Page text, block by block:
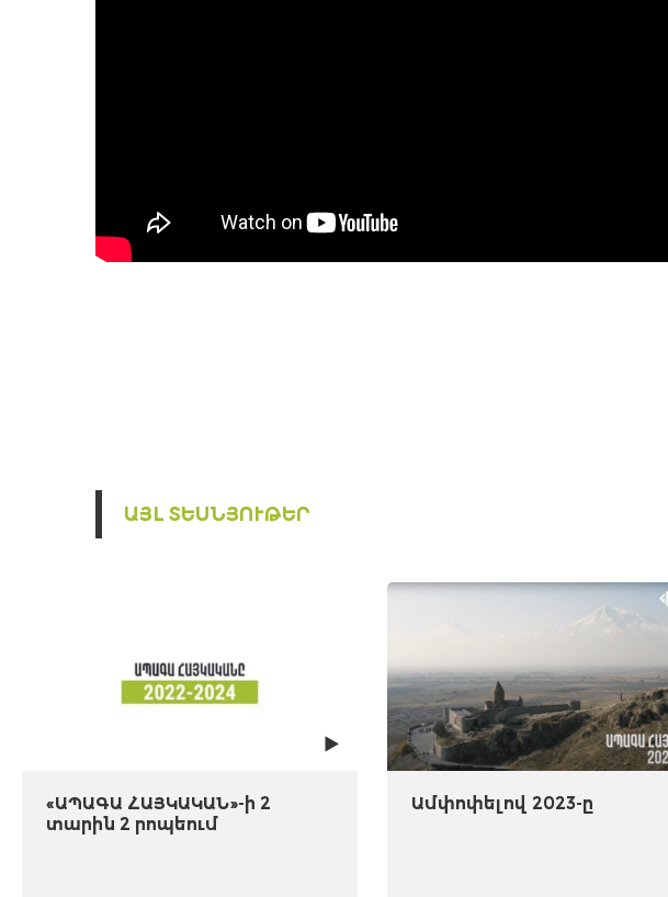
ԱՅԼ ՏԵՍՆՅՈՒԹԵՐ
«ԱՊԱԳԱ ՀԱՅԿԱԿԱՆ»-ի 2
տարին 2 րոպեում
Ամփոփելով 2023-ը